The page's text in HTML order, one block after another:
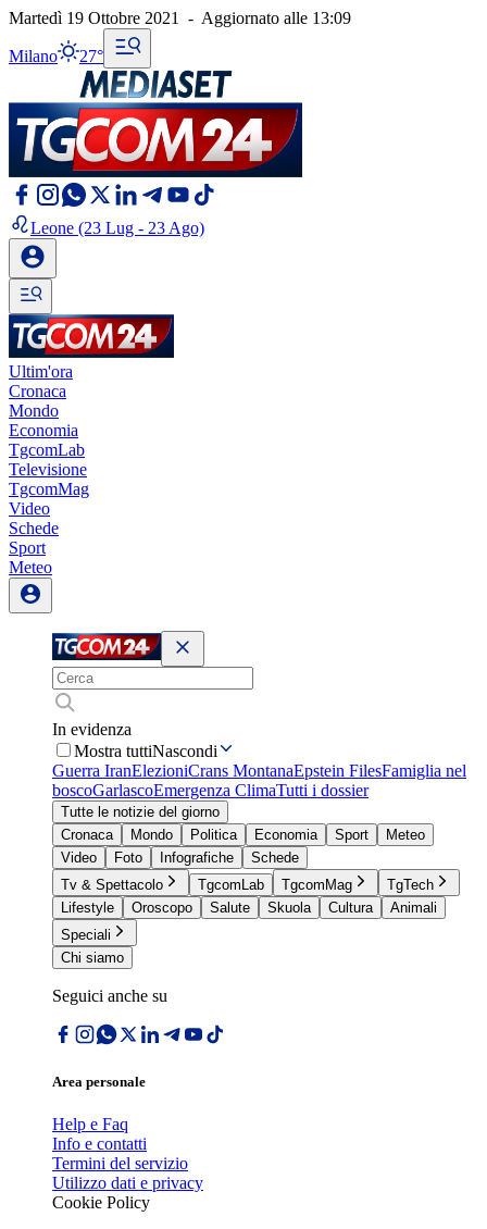
Martedì 19 Ottobre 2021 - Aggiornato alle 13:09
Milano 27°
Leone (23 Lug - 23 Ago)
Ultim'ora
Cronaca
Mondo
Economia
TgcomLab
Televisione
TgcomMag
Video
Schede
Sport
Meteo
In evidenza
Mostra tuttiNascondi
Guerra IranElezioniCrans MontanaEpstein FilesFamiglia nel
boscoGarlascoEmergenza ClimaTutti i dossier
Tutte le notizie del giorno
Cronaca
Mondo Politica Economia Sport
Meteo
Video
Foto Infografiche
Schede
Tv & Spettacolo
TgcomLab TgcomMag
TgTech
Lifestyle
Oroscopo Salute Skuola Cultura
Animali
Speciali
Chi siamo
Seguici anche su
Area personale
Help e Faq
Info e contatti
Termini del servizio
Utilizzo dati e privacy
Cookie Policy